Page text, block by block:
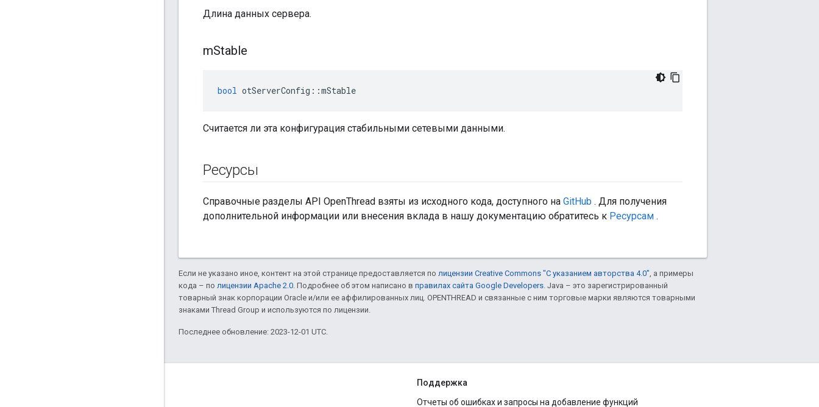
Длина данных сервера.
mStable
bool otServerConfig ::mStable
Считается ли эта конфигурация стабильными сетевыми данными.
Ресурсы
Справочные разделы API OpenThread взяты из исходного кода, доступного на GitHub . Для получения
дополнительной информации или внесения вклада в нашу документацию обратитесь к Ресурсам .
Если не указано иное, контент на этой странице предоставляется по лицензии Creative Commons "С указанием авторства 4.0", а примеры
кода – по лицензии Apache 2.0. Подробнее об этом написано в правилах сайта Google Developers. Java – это зарегистрированный
товарный знак корпорации Oracle и/или ее аффилированных лиц. OPENTHREAD и связанные с ним торговые марки являются товарными
знаками Thread Group и используются по лицензии.
Последнее обновление: 2023-12-01 UTC.
Поддержка
Отчеты об ошибках и запросы на добавление функций